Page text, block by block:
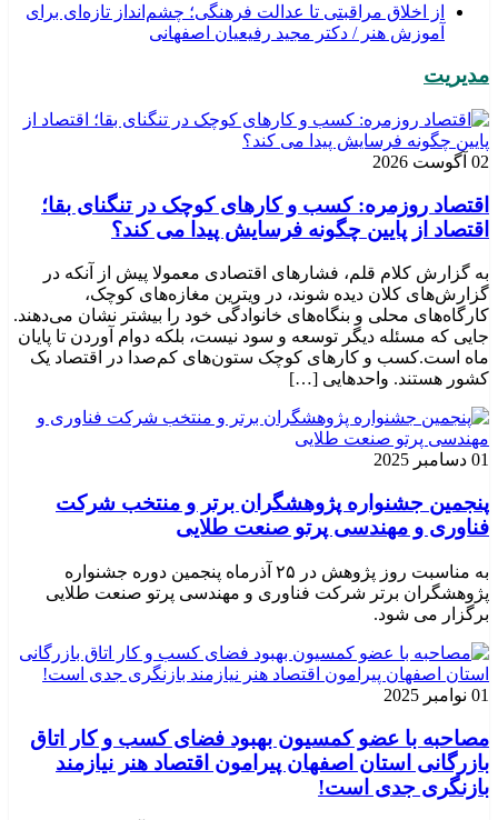
از اخلاق مراقبتی تا عدالت فرهنگی؛ چشم‌انداز تازه‌ای برای
آموزش هنر / دکتر مجید رفیعیان اصفهانی
مدیریت
02 آگوست 2026
اقتصاد روزمره: کسب‌ و کارهای کوچک در تنگنای بقا؛
اقتصاد از پایین چگونه فرسایش پیدا می کند؟
به گزارش کلام قلم، فشارهای اقتصادی معمولا پیش از آنکه در
گزارش‌های کلان دیده شوند، در ویترین مغازه‌های کوچک،
کارگاه‌های محلی و بنگاه‌های خانوادگی خود را بیشتر نشان می‌دهند.
جایی که مسئله دیگر توسعه و سود نیست، بلکه دوام آوردن تا پایان
ماه است.کسب‌ و کارهای کوچک ستون‌های کم‌صدا در اقتصاد یک
کشور هستند. واحدهایی […]
01 دسامبر 2025
پنجمین جشنواره پژوهشگران برتر و منتخب شرکت
فناوری و مهندسی پرتو صنعت طلایی
به مناسبت روز پژوهش در ۲۵ آذرماه پنجمین دوره جشنواره
پژوهشگران برتر شرکت فناوری و مهندسی پرتو صنعت طلایی
برگزار می شود.
01 نوامبر 2025
مصاحبه با عضو کمسیون بهبود فضای کسب و کار اتاق
بازرگانی استان اصفهان پیرامون اقتصاد هنر نیازمند
بازنگری جدی است!